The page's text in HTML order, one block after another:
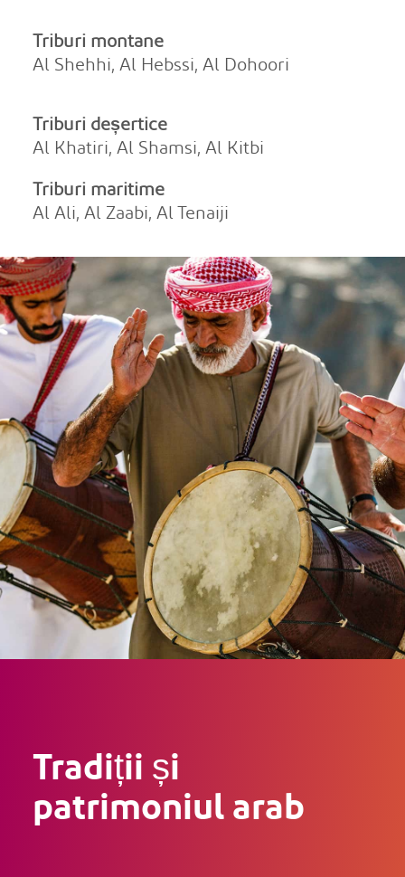
Triburi montane
Al Shehhi, Al Hebssi, Al Dohoori
Triburi deșertice
Al Khatiri, Al Shamsi, Al Kitbi
Triburi maritime
Al Ali, Al Zaabi, Al Tenaiji
Tradiții și
patrimoniul arab